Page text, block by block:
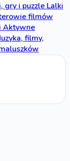
gry i puzzleLalki
filmów
Aktywne
filmy,